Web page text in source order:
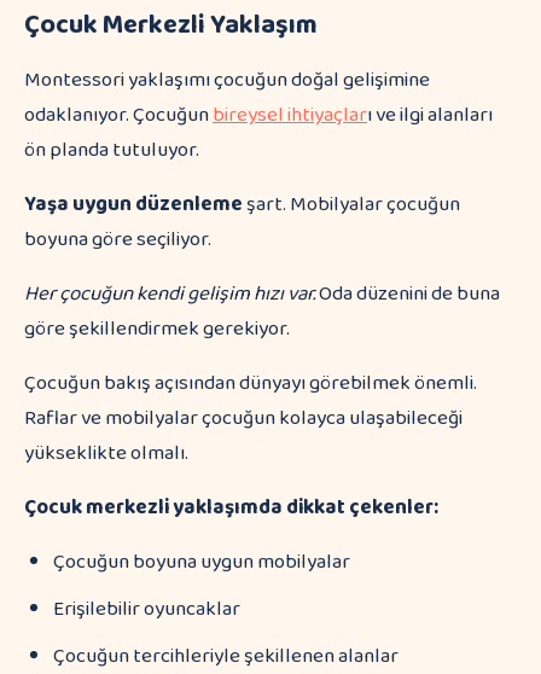
Çocuk Merkezli Yaklaşım
Montessori yaklaşımı çocuğun doğal gelişimine
odaklanıyor. Çocuğunbireysel ihtiyaçları ve ilgi alanları
ön planda tutuluyor.
Yaşa uygun düzenlemeşart. Mobilyalar çocuğun
boyuna göre seçiliyor.
Her çocuğun kendi gelişim hızı var.Oda düzenini de buna
göre şekillendirmek gerekiyor.
Çocuğun bakış açısından dünyayı görebilmek önemli.
Raflar ve mobilyalar çocuğun kolayca ulaşabileceği
yükseklikte olmalı.
Çocuk merkezli yaklaşımda dikkat çekenler:
Çocuğun boyuna uygun mobilyalar
Erişilebilir oyuncaklar
Çocuğun tercihleriyle şekillenen alanlar